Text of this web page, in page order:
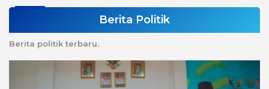
Berita Politik
Berita politik terbaru.